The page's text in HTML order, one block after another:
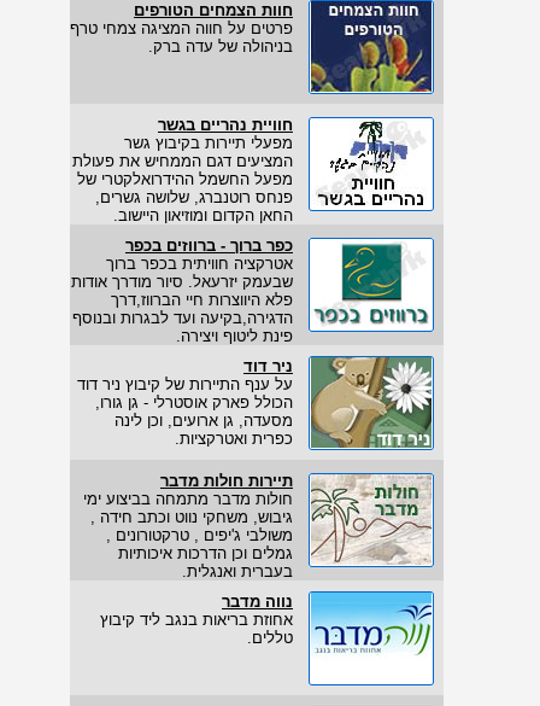
חוות הצמחים הטורפים
פרטים על חווה המציגה צמחי טרף
בניהולה של עדה ברק.
חוויית נהריים בגשר
מפעלי תיירות בקיבוץ גשר
המציעים דגם הממחיש את פעולת
מפעל החשמל ההידרואלקטרי של
פנחס רוטנברג, שלושה גשרים,
החאן הקדום ומוזיאון היישוב.
כפר ברוך - ברווזים בכפר
אטרקציה חוויתית בכפר ברוך
שבעמק יזרעאל. סיור מודרך אודות
פלא היווצרות חיי הברווז,דרך
הדגירה,בקיעה ועד לבגרות ובנוסף
פינת ליטוף ויצירה.
ניר דוד
על ענף התיירות של קיבוץ ניר דוד
הכולל פארק אוסטרלי - גן גורו,
מסעדה, גן ארועים, וכן לינה
כפרית ואטרקציות.
תיירות חולות מדבר
חולות מדבר מתמחה בביצוע ימי
גיבוש, משחקי נווט וכתב חידה ,
משולבי ג'יפים , טרקטורונים ,
גמלים וכן הדרכות איכותיות
בעברית ואנגלית.
נווה מדבר
אחוזת בריאות בנגב ליד קיבוץ
טללים.